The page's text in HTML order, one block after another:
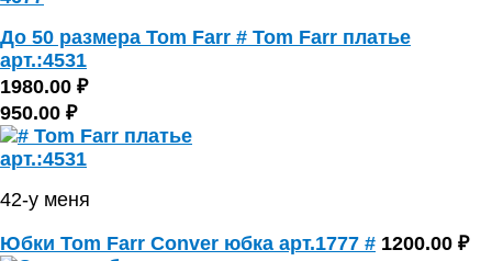
До 50 размера Tom Farr # Tom Farr платье
арт.:4531
1980.00 ₽
950.00 ₽
42-у меня
Юбки Tom Farr Conver юбка арт.1777 # 1200.00 ₽